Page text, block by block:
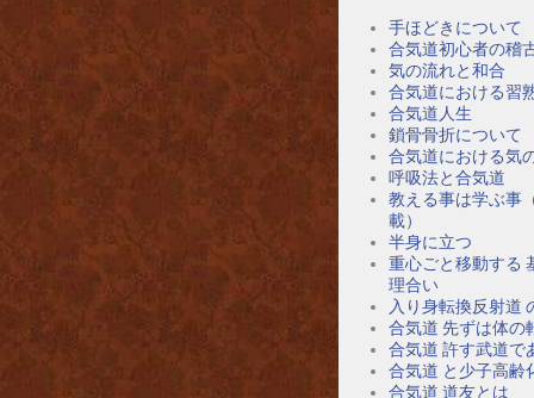
手ほどきについて
合気道初心者の稽
気の流れと和合
合気道における習
合気道人生
鎖骨骨折について
合気道における気
呼吸法と合気道
教える事は学ぶ事
載）
半身に立つ
重心ごと移動する
理合い
入り身転換反射道
合気道 先ずは体の
合気道 許す武道で
合気道 と少子高齢
合気道 道友とは